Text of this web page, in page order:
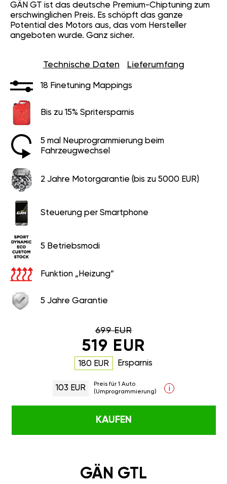
GÄN GT ist das deutsche Premium-Chiptuning zum
erschwinglichen Preis. Es schöpft das ganze
Potential des Motors aus, das vom Hersteller
angeboten wurde. Ganz sicher.
Technische Daten Lieferumfang
18 Finetuning Mappings
Bis zu 15% Spritersparnis
5 mal Neuprogrammierung beim
Fahrzeugwechsel
2 Jahre Motorgarantie (bis zu 5000 EUR)
Steuerung per Smartphone
5 Betriebsmodi
Funktion „Heizung“
5 Jahre Garantie
699 EUR
519 EUR
180 EUR Ersparnis
103 EUR
Preis für 1 Auto
(Umprogrammierung)
i
KAUFEN
GÄN GTL